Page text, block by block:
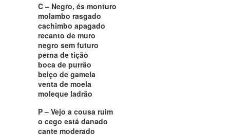
C – Negro, és monturo
molambo rasgado
cachimbo apagado
recanto de muro
negro sem futuro
perna de tição
boca de purrão
beiço de gamela
venta de moela
moleque ladrão
P – Vejo a cousa ruim
o cego está danado
cante moderado